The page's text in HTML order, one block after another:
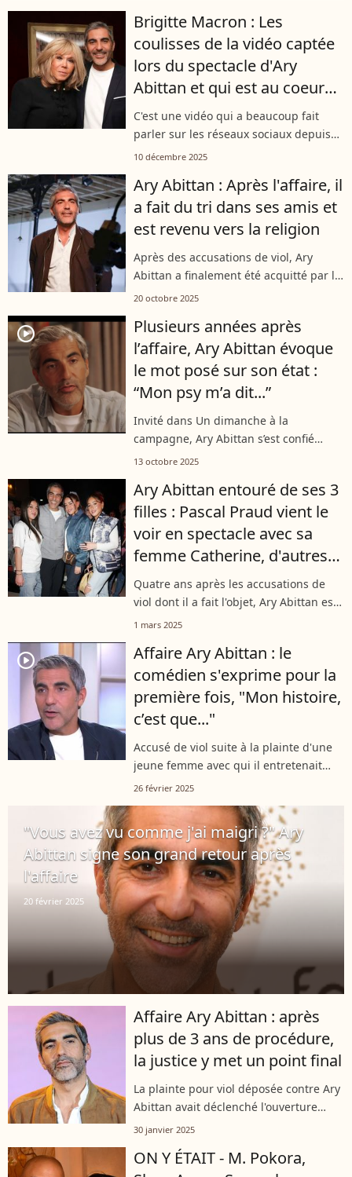
Brigitte Macron : Les
coulisses de la vidéo captée
lors du spectacle d'Ary
Abittan et qui est au coeur
de toutes les discussions
C'est une vidéo qui a beaucoup fait
parler sur les réseaux sociaux depuis
sa première diffusion ce lundi 8
dans les coulisses du spectacle de...
10 décembre 2025
Ary Abittan : Après l'affaire, il
a fait du tri dans ses amis et
est revenu vers la religion
Après des accusations de viol, Ary
Abittan a finalement été acquitté par la
justice française. Mais cette épreuve a
cet événement, celui-ci...
20 octobre 2025
player2
Plusieurs années après
l’affaire, Ary Abittan évoque
le mot posé sur son état :
“Mon psy m’a dit...”
Invité dans Un dimanche à la
campagne, Ary Abittan s’est confié
comme rarement sur les séquelles
dont il a finalement été blanchi.
Plusieurs années...
13 octobre 2025
Ary Abittan entouré de ses 3
filles : Pascal Praud vient le
voir en spectacle avec sa
femme Catherine, d'autres
personnalités présentes
Quatre ans après les accusations de
viol dont il a fait l'objet, Ary Abittan est
remonté sur scène et a dévoilé son
moment de bonheur pour l'humoriste...
1 mars 2025
player2
Affaire Ary Abittan : le
comédien s'exprime pour la
première fois, "Mon histoire,
c’est que..."
Accusé de viol suite à la plainte d'une
jeune femme avec qui il entretenait
une relation en 2021, Ary Abittan a
affaire. L'humoriste s'est confié...
26 février 2025
"Vous avez vu comme j'ai maigri ?" Ary
Abittan signe son grand retour après
l'affaire
20 février 2025
Affaire Ary Abittan : après
plus de 3 ans de procédure,
la justice y met un point final
La plainte pour viol déposée contre Ary
Abittan avait déclenché l'ouverture
d'une enquête. Après trois ans de
ans est fixé sur son sort.
30 janvier 2025
ON Y ÉTAIT - M. Pokora,